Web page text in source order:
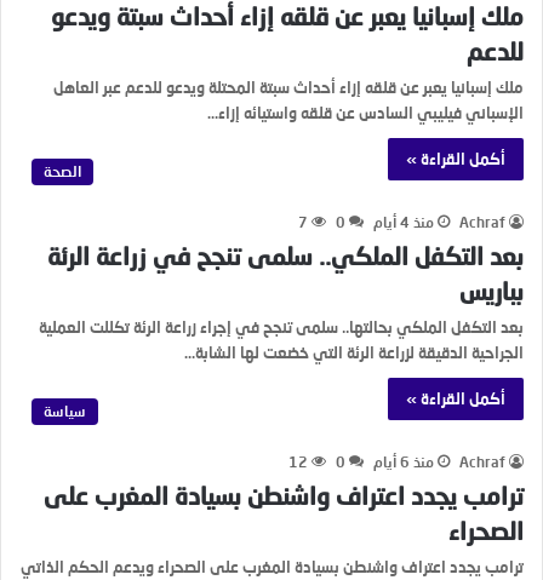
ملك إسبانيا يعبر عن قلقه إزاء أحداث سبتة ويدعو
للدعم
ملك إسبانيا يعبر عن قلقه إزاء أحداث سبتة المحتلة ويدعو للدعم عبر العاهل
الإسباني فيليبي السادس عن قلقه واستيائه إزاء…
أكمل القراءة »
الصحة
Achraf منذ 4 أيام 0
7
بعد التكفل الملكي.. سلمى تنجح في زراعة الرئة
بباريس
بعد التكفل الملكي بحالتها.. سلمى تنجح في إجراء زراعة الرئة تكللت العملية
الجراحية الدقيقة لزراعة الرئة التي خضعت لها الشابة…
أكمل القراءة »
سياسة
Achraf منذ 6 أيام 0
12
ترامب يجدد اعتراف واشنطن بسيادة المغرب على
الصحراء
ترامب يجدد اعتراف واشنطن بسيادة المغرب على الصحراء ويدعم الحكم الذاتي